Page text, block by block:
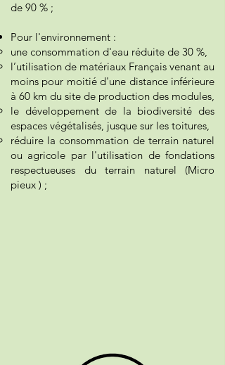
de 90 % ;
Pour l'environnement :
une consommation d'eau réduite de 30 %,
l’utilisation de matériaux Français venant au
moins pour moitié d'une distance inférieure
à 60 km du site de production des modules,
le développement de la biodiversité des
espaces végétalisés, jusque sur les toitures,
réduire la consommation de terrain naturel
ou agricole par l'utilisation de fondations
respectueuses du terrain naturel (Micro
pieux ) ;